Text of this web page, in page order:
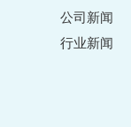
公司新闻
行业新闻